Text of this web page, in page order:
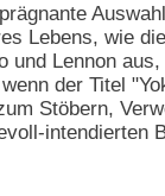
Lebens, wie
Lennon
der Titel
Stöbern,
intendierten